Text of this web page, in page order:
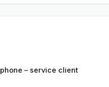
– service client